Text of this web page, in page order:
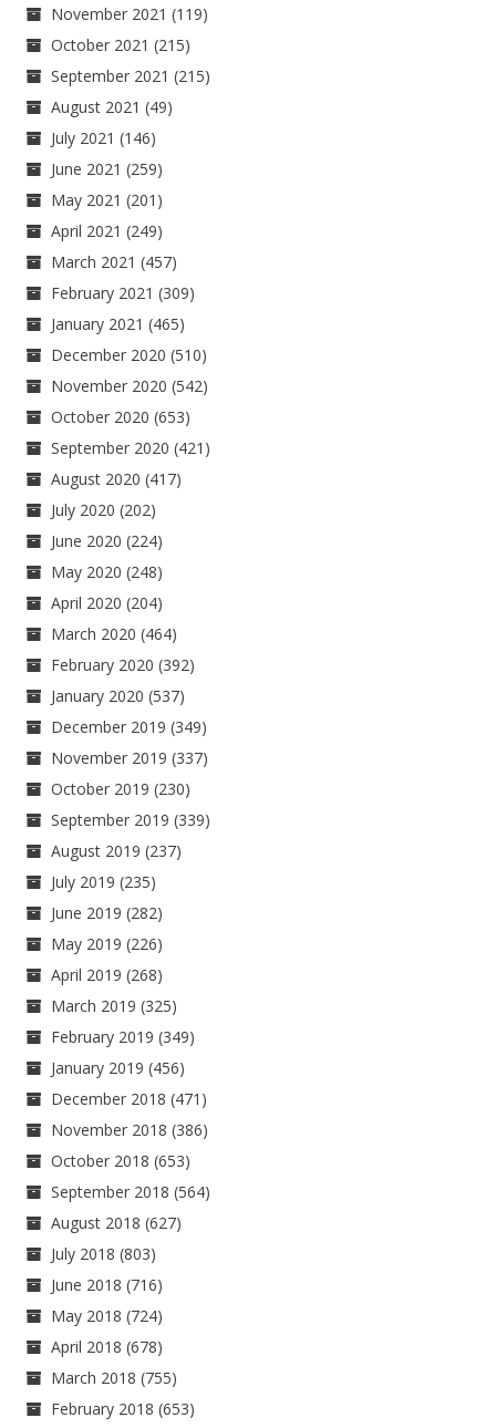
November 2021 (119)
October 2021 (215)
September 2021 (215)
August 2021 (49)
July 2021 (146)
June 2021 (259)
May 2021 (201)
April 2021 (249)
March 2021 (457)
February 2021 (309)
January 2021 (465)
December 2020 (510)
November 2020 (542)
October 2020 (653)
September 2020 (421)
August 2020 (417)
July 2020 (202)
June 2020 (224)
May 2020 (248)
April 2020 (204)
March 2020 (464)
February 2020 (392)
January 2020 (537)
December 2019 (349)
November 2019 (337)
October 2019 (230)
September 2019 (339)
August 2019 (237)
July 2019 (235)
June 2019 (282)
May 2019 (226)
April 2019 (268)
March 2019 (325)
February 2019 (349)
January 2019 (456)
December 2018 (471)
November 2018 (386)
October 2018 (653)
September 2018 (564)
August 2018 (627)
July 2018 (803)
June 2018 (716)
May 2018 (724)
April 2018 (678)
March 2018 (755)
February 2018 (653)